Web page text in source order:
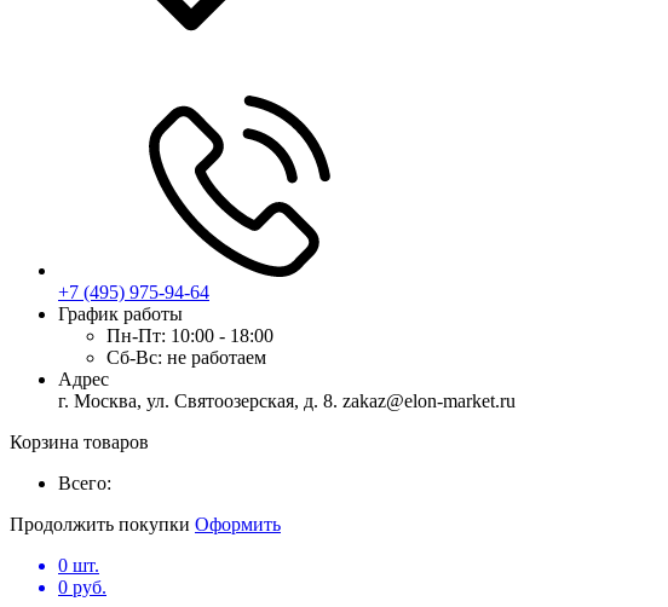
+7 (495) 975-94-64
График работы
Пн-Пт: 10:00 - 18:00
Сб-Вс: не работаем
Адрес
г. Москва, ул. Святоозерская, д. 8. zakaz@elon-market.ru
Корзина товаров
Всего:
Продолжить покупки Оформить
0 шт.
0 руб.